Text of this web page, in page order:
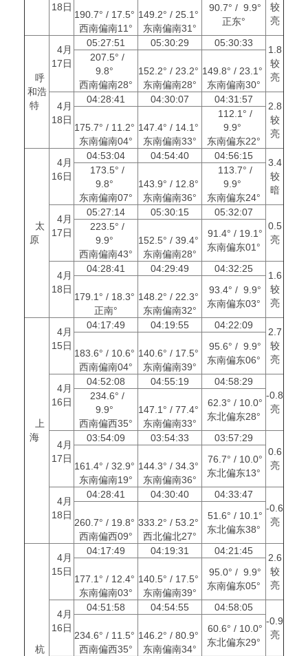
18日
较
亮
190.7° / 17.5°
西南偏南11°
149.2° / 25.1°
东南偏南31°
90.7° / 9.9°
正东°
呼
和浩
特
4月
17日
05:27:51 05:30:29 05:30:33
1.8
较
亮
207.5° /
9.8°
西南偏南28°
152.2° / 23.2°
东南偏南28°
149.8° / 23.1°
东南偏南30°
4月
18日
04:28:41 04:30:07 04:31:57
2.8
较
亮
175.7° / 11.2°
东南偏南04°
147.4° / 14.1°
东南偏南33°
112.1° /
9.9°
东南偏东22°
太
原
4月
16日
04:53:04 04:54:40 04:56:15
3.4
较
暗
173.5° /
9.8°
东南偏南07°
143.9° / 12.8°
东南偏南36°
113.7° /
9.9°
东南偏东24°
4月
17日
05:27:14 05:30:15
05:32:07
0.5
亮
223.5° /
9.9°
西南偏南43°
152.5° / 39.4°
东南偏南28°
91.4° / 19.1°
东南偏东01°
4月
18日
04:28:41 04:29:49 04:32:25
1.6
较
亮
179.1° / 18.3°
正南°
148.2° / 22.3°
东南偏南32°
93.4° / 9.9°
东南偏东03°
上
海
4月
15日
04:17:49 04:19:55 04:22:09
2.7
较
亮
183.6° / 10.6°
西南偏南04°
140.6° / 17.5°
东南偏南39°
95.6° / 9.9°
东南偏东06°
4月
16日
04:52:08 04:55:19
04:58:29
-0.8
亮
234.6° /
9.9°
西南偏西35°
147.1° / 77.4°
东南偏南33°
62.3° / 10.0°
东北偏东28°
4月
17日
03:54:09 03:54:33
03:57:29
0.6
亮
161.4° / 32.9°
东南偏南19°
144.3° / 34.3°
东南偏南36°
76.7° / 10.0°
东北偏东13°
4月
18日
04:28:41 04:30:40
04:33:47
-0.6
亮
260.7° / 19.8°
西南偏西09°
333.2° / 53.2°
西北偏北27°
51.6° / 10.1°
东北偏东38°
杭
4月
15日
04:17:49 04:19:31 04:21:45
2.6
较
亮
177.1° / 12.4°
东南偏南03°
140.5° / 17.5°
东南偏南39°
95.0° / 9.9°
东南偏东05°
4月
16日
04:51:58 04:54:55
04:58:05
-0.9
亮
234.6° / 11.5°
西南偏西35°
146.2° / 80.9°
东南偏南34°
60.6° / 10.0°
东北偏东29°